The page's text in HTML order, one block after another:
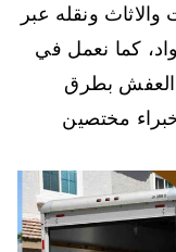
ونقله عبر
كما نعمل في
العفش بطرق
مختصين